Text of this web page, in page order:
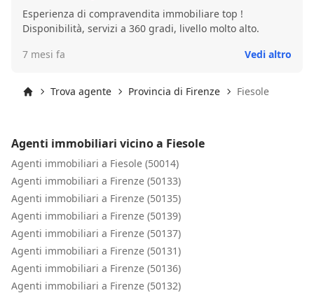
Esperienza di compravendita immobiliare top !
Disponibilità, servizi a 360 gradi, livello molto alto.
7 mesi fa
Vedi altro
Trova agente Provincia di Firenze Fiesole
Agenti immobiliari vicino a Fiesole
Agenti immobiliari a Fiesole (50014)
Agenti immobiliari a Firenze (50133)
Agenti immobiliari a Firenze (50135)
Agenti immobiliari a Firenze (50139)
Agenti immobiliari a Firenze (50137)
Agenti immobiliari a Firenze (50131)
Agenti immobiliari a Firenze (50136)
Agenti immobiliari a Firenze (50132)